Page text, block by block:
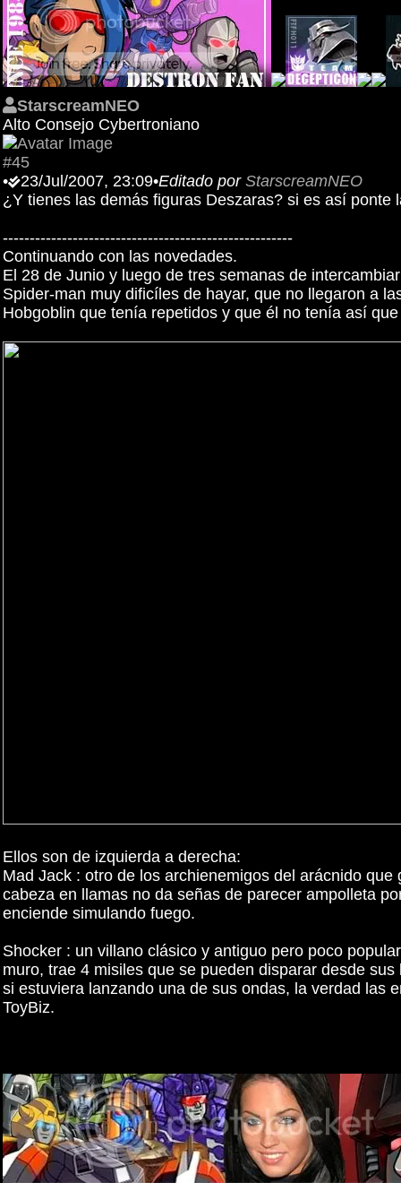
StarscreamNEO
Alto Consejo Cybertroniano
#45
•
23/Jul/2007, 23:09•Editado por StarscreamNEO
¿Y tienes las demás figuras Deszaras? si es así
------------------------------------------------------
Continuando con las novedades.
El 28 de Junio y luego de tres semanas de
Spider-man muy dificíles de hayar, que no llegaron a
Hobgoblin que tenía repetidos y que él no tenía así
Ellos son de izquierda a derecha:
Mad Jack : otro de los archienemigos del arácnido
cabeza en llamas no da señas de parecer ampolleta
enciende simulando fuego.
Shocker : un villano clásico y antiguo pero poco
muro, trae 4 misiles que se pueden disparar desde
si estuviera lanzando una de sus ondas, la verdad las
ToyBiz.